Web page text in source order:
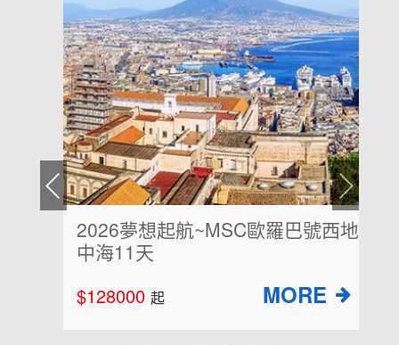
2026夢想起航~MSC歐羅巴號西地
中海11天
$128000起